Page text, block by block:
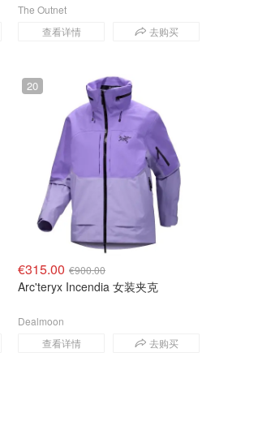
查看详情 去购买
The Outnet
20
€315.00 €900.00
Arc'teryx Incendia 女装夹克
查看详情 去购买
Dealmoon